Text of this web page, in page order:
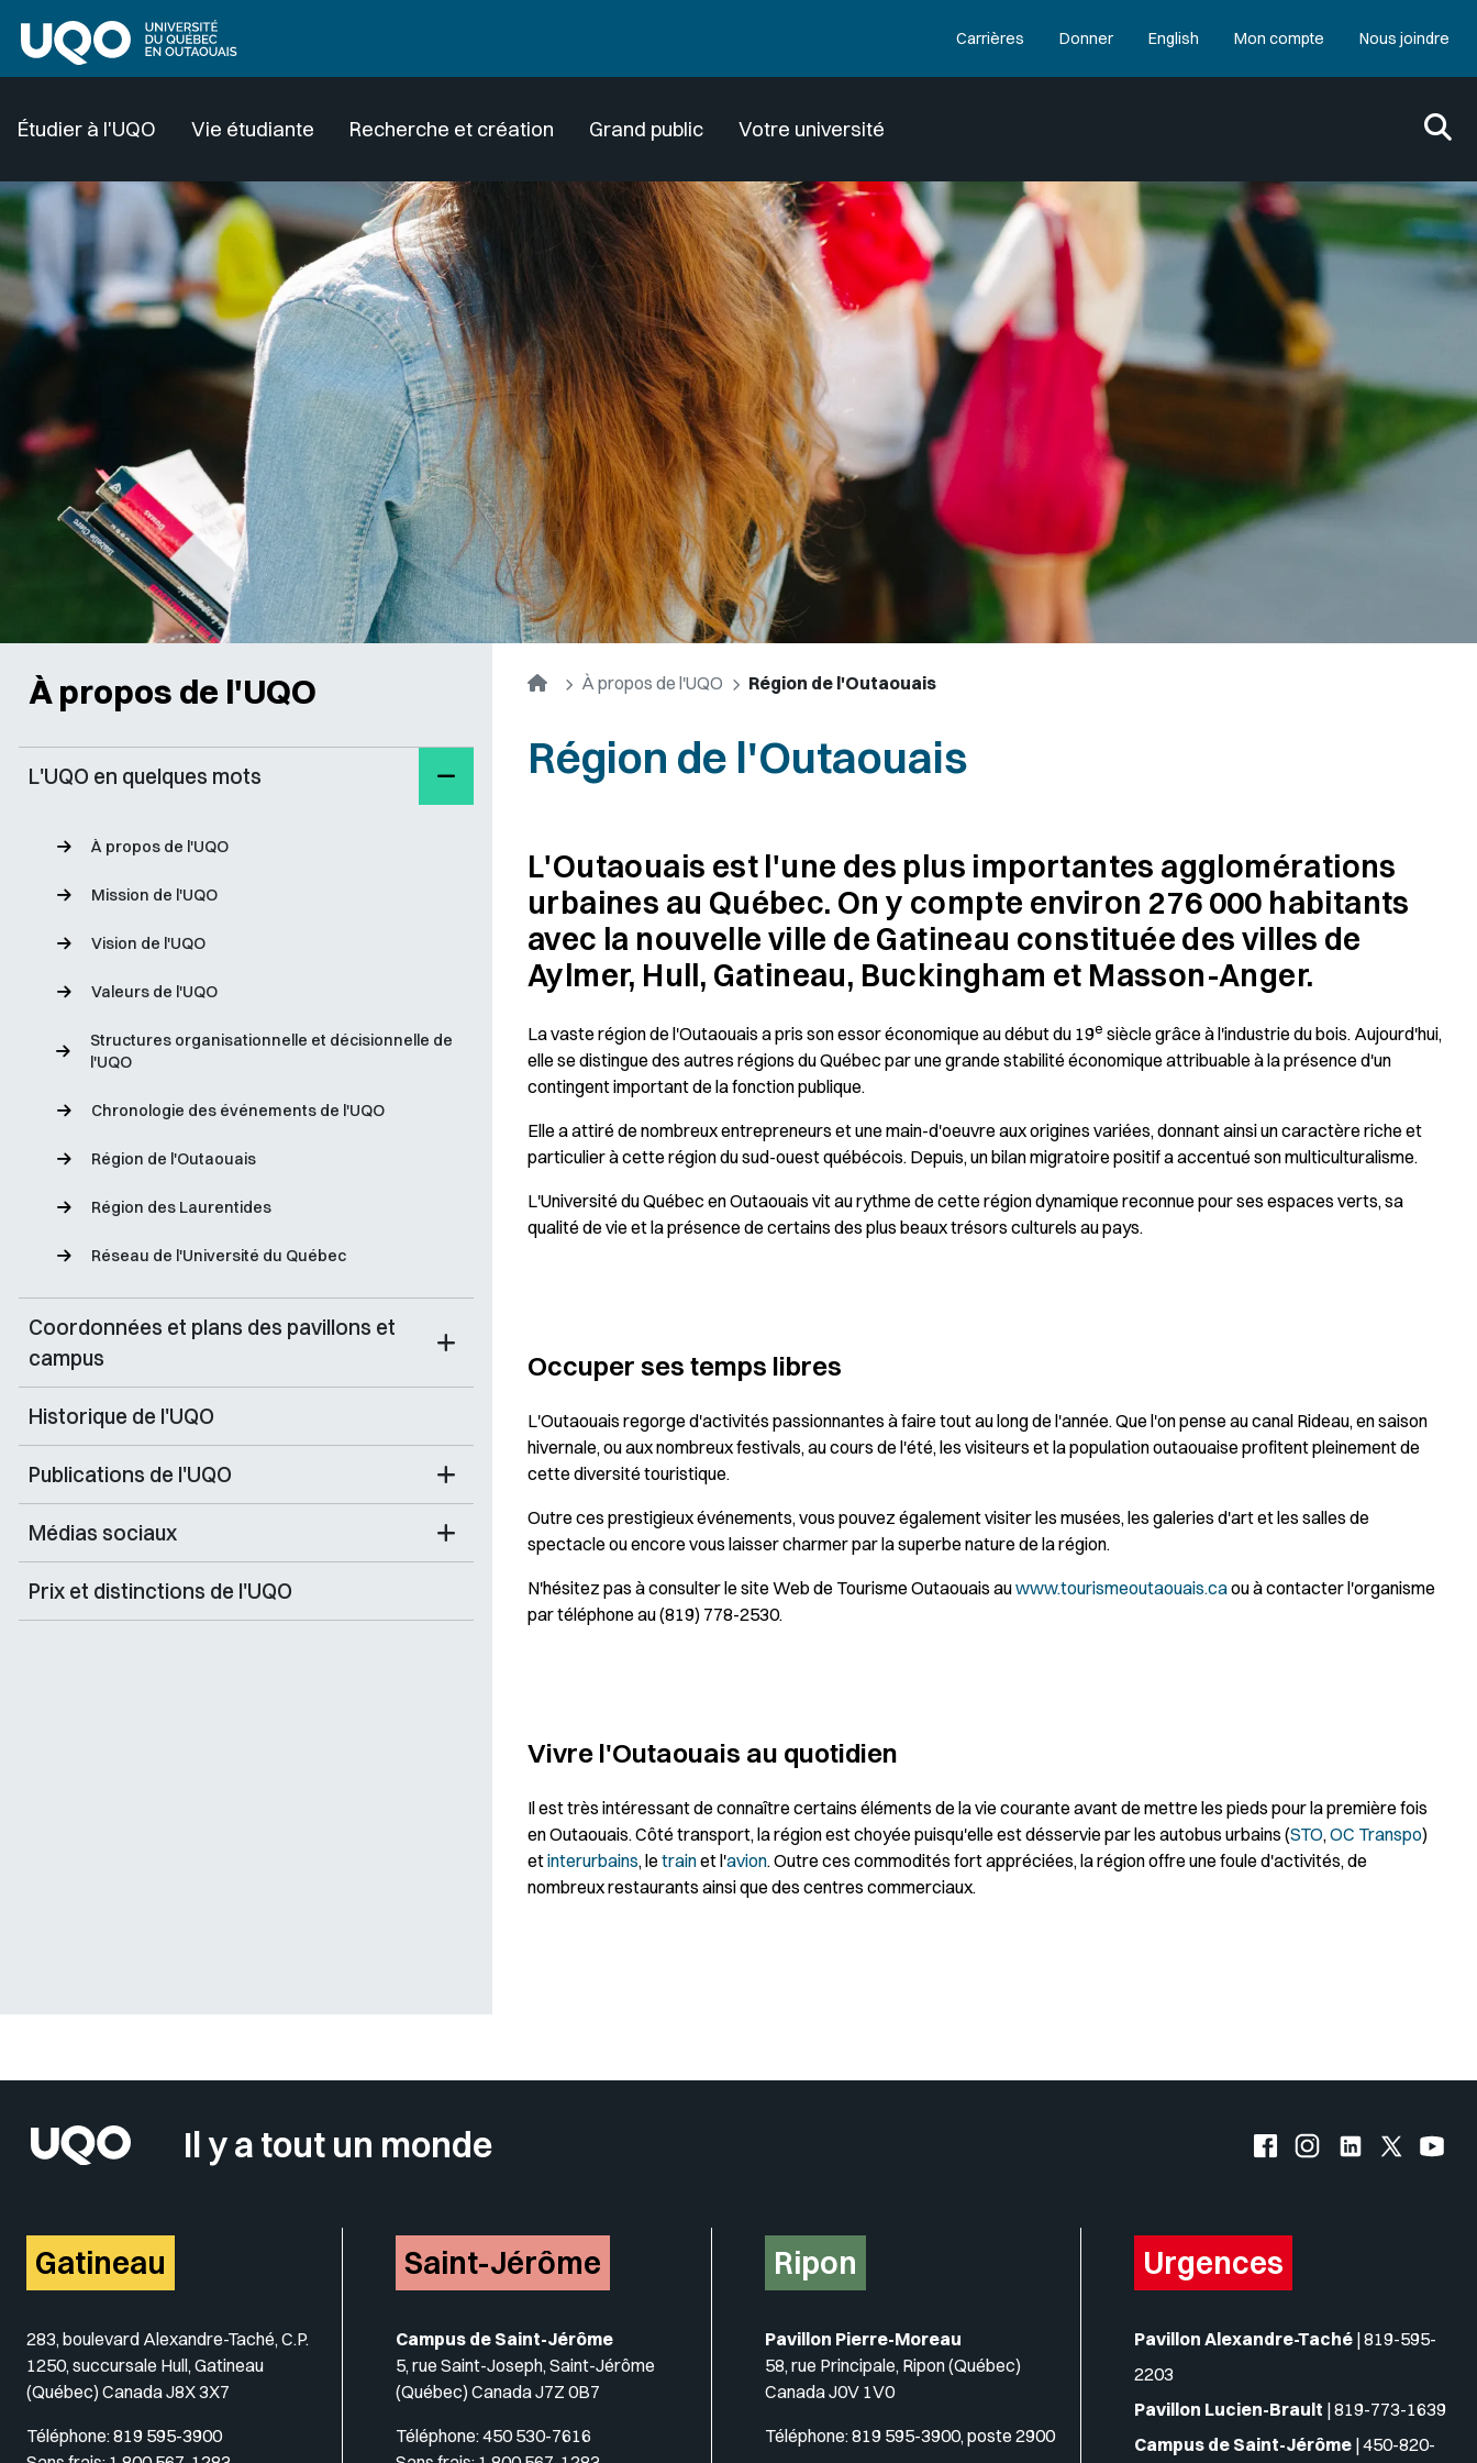
Carrières Donner English Mon compte Nous joindre
Étudier à l'UQO Vie étudiante Recherche et création Grand public Votre université
À propos de l'UQO
L'UQO en quelques mots
À propos de l'UQO
Mission de l'UQO
Vision de l'UQO
Valeurs de l'UQO
Structures organisationnelle et décisionnelle de
l'UQO
Chronologie des événements de l'UQO
Région de l'Outaouais
Région des Laurentides
Réseau de l'Université du Québec
Coordonnées et plans des pavillons et
campus
Historique de l'UQO
Publications de l'UQO
Médias sociaux
Prix et distinctions de l'UQO
AccueilÀ propos de l'UQO Région de l'Outaouais
Région de l'Outaouais
L'Outaouais est l'une des plus importantes agglomérations
urbaines au Québec. On y compte environ 276 000 habitants
avec la nouvelle ville de Gatineau constituée des villes de
Aylmer, Hull, Gatineau, Buckingham et Masson-Anger.
La vaste région de l'Outaouais a pris son essor économique au début du 19e siècle grâce à l'industrie du bois. Aujourd'hui,
elle se distingue des autres régions du Québec par une grande stabilité économique attribuable à la présence d'un
contingent important de la fonction publique.
Elle a attiré de nombreux entrepreneurs et une main-d'oeuvre aux origines variées, donnant ainsi un caractère riche et
particulier à cette région du sud-ouest québécois. Depuis, un bilan migratoire positif a accentué son multiculturalisme.
L'Université du Québec en Outaouais vit au rythme de cette région dynamique reconnue pour ses espaces verts, sa
qualité de vie et la présence de certains des plus beaux trésors culturels au pays.
Occuper ses temps libres
L'Outaouais regorge d'activités passionnantes à faire tout au long de l'année. Que l'on pense au canal Rideau, en saison
hivernale, ou aux nombreux festivals, au cours de l'été, les visiteurs et la population outaouaise profitent pleinement de
cette diversité touristique.
Outre ces prestigieux événements, vous pouvez également visiter les musées, les galeries d'art et les salles de
spectacle ou encore vous laisser charmer par la superbe nature de la région.
N'hésitez pas à consulter le site Web de Tourisme Outaouais auwww.tourismeoutaouais.caou à contacter l'organisme
par téléphone au (819) 778-2530.
Vivre l'Outaouais au quotidien
Il est très intéressant de connaître certains éléments de la vie courante avant de mettre les pieds pour la première fois
en Outaouais. Côté transport, la région est choyée puisqu'elle est désservie par les autobus urbains (STO,OC Transpo)
etinterurbains, letrainet l'avion. Outre ces commodités fort appréciées, la région offre une foule d'activités, de
nombreux restaurants ainsi que des centres commerciaux.
Insérer un pied de page avec des logos
Il y a tout un monde Facebook de l'UQO
Instagram de l'UQO
LinkedIn de
X
Gatineau
283, boulevard Alexandre-Taché, C.P.
1250, succursale Hull, Gatineau
(Québec) Canada J8X 3X7
Téléphone:819 595-3900
Saint-Jérôme
Campus de Saint-Jérôme
5, rue Saint-Joseph, Saint-Jérôme
(Québec) Canada J7Z 0B7
Téléphone:450 530-7616
Ripon
Pavillon Pierre-Moreau
58, rue Principale, Ripon (Québec)
Canada J0V 1V0
Téléphone:819 595-3900, poste 2900
Urgences
Pavillon Alexandre-Taché |819-595-
2203
Pavillon Lucien-Brault |819-773-1639
Campus de Saint-Jérôme |450-820-